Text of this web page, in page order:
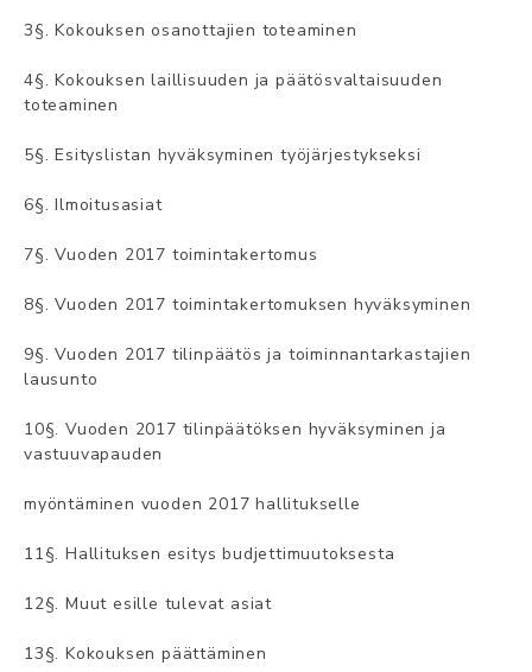
3§. Kokouksen osanottajien toteaminen
4§. Kokouksen laillisuuden ja päätösvaltaisuuden
toteaminen
5§. Esityslistan hyväksyminen työjärjestykseksi
6§. Ilmoitusasiat
7§. Vuoden 2017 toimintakertomus
8§. Vuoden 2017 toimintakertomuksen hyväksyminen
9§. Vuoden 2017 tilinpäätös ja toiminnantarkastajien
lausunto
10§. Vuoden 2017 tilinpäätöksen hyväksyminen ja
vastuuvapauden
myöntäminen vuoden 2017 hallitukselle
11§. Hallituksen esitys budjettimuutoksesta
12§. Muut esille tulevat asiat
13§. Kokouksen päättäminen